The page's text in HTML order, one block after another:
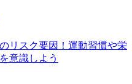
リスク要因！運動習慣や栄
意識しよう